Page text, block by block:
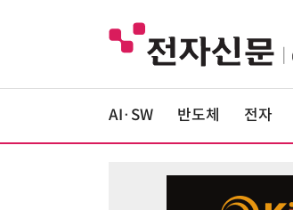
AI·SW 반도체 전자